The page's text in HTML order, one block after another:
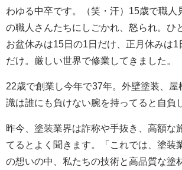
わゆる中卒です。（笑・汗）15歳で職人
の職人さんたちにしごかれ、怒られ。ひ
お盆休みは15日の1日だけ、正月休みは1
だけ。厳しい世界で修業してきました。
22歳で創業し今年で37年。外壁塗装、屋
識は誰にも負けない腕を持ってると自負
昨今、塗装業界は詐称や手抜き、高額な
てるとよく聞きます。「これでは、塗装
の想いの中、私たちの技術と高品質な塗